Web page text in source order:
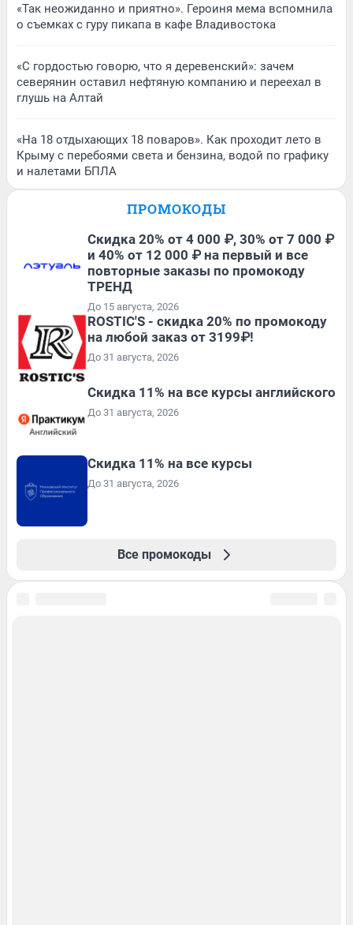
«Так неожиданно и приятно». Героиня мема вспомнила
о съемках с гуру пикапа в кафе Владивостока
«С гордостью говорю, что я деревенский»: зачем
северянин оставил нефтяную компанию и переехал в
глушь на Алтай
«На 18 отдыхающих 18 поваров». Как проходит лето в
Крыму с перебоями света и бензина, водой по графику
и налетами БПЛА
ПРОМОКОДЫ
Скидка 20% от 4 000 ₽, 30% от 7 000 ₽
и 40% от 12 000 ₽ на первый и все
повторные заказы по промокоду
ТРЕНД
До 15 августа, 2026
ROSTIC'S - скидка 20% по промокоду
на любой заказ от 3199₽!
До 31 августа, 2026
Скидка 11% на все курсы английского
До 31 августа, 2026
Скидка 11% на все курсы
До 31 августа, 2026
Все промокоды